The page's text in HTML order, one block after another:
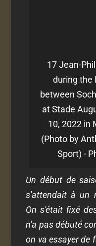
17 Jean-
during the
between
at Stade
10, 2022 in
(Photo by
Sport) -
Un début de
s'attendait à un
On s'était fixé
n'a pas débuté
on va essayer de